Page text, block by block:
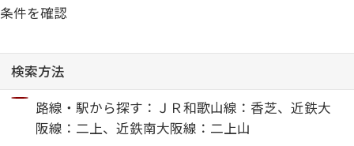
ルームツアー
ShaMaison STYLE
条件を確認
検索方法
路線・駅から探す：ＪＲ和歌山線：香芝、近鉄大
阪線：二上、近鉄南大阪線：二上山